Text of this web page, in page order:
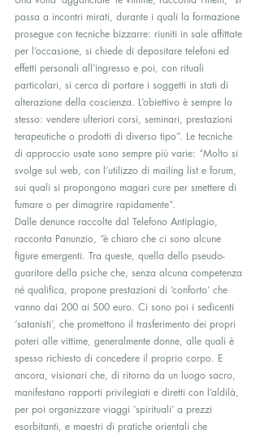
passa a incontri mirati, durante i quali la formazione
prosegue con tecniche bizzarre: riuniti in sale affittate
per l’occasione, si chiede di depositare telefoni ed
effetti personali all’ingresso e poi, con rituali
particolari, si cerca di portare i soggetti in stati di
alterazione della coscienza. L’obiettivo è sempre lo
stesso: vendere ulteriori corsi, seminari, prestazioni
terapeutiche o prodotti di diverso tipo”. Le tecniche
di approccio usate sono sempre più varie: “Molto si
svolge sul web, con l’utilizzo di mailing list e forum,
sui quali si propongono magari cure per smettere di
fumare o per dimagrire rapidamente”.
Dalle denunce raccolte dal Telefono Antiplagio,
racconta Panunzio, “è chiaro che ci sono alcune
figure emergenti. Tra queste, quella dello pseudo-
guaritore della psiche che, senza alcuna competenza
né qualifica, propone prestazioni di ‘conforto’ che
vanno dai 200 ai 500 euro. Ci sono poi i sedicenti
‘satanisti’, che promettono il trasferimento dei propri
poteri alle vittime, generalmente donne, alle quali è
spesso richiesto di concedere il proprio corpo. E
ancora, visionari che, di ritorno da un luogo sacro,
manifestano rapporti privilegiati e diretti con l’aldilà,
per poi organizzare viaggi ‘spirituali’ a prezzi
esorbitanti, e maestri di pratiche orientali che